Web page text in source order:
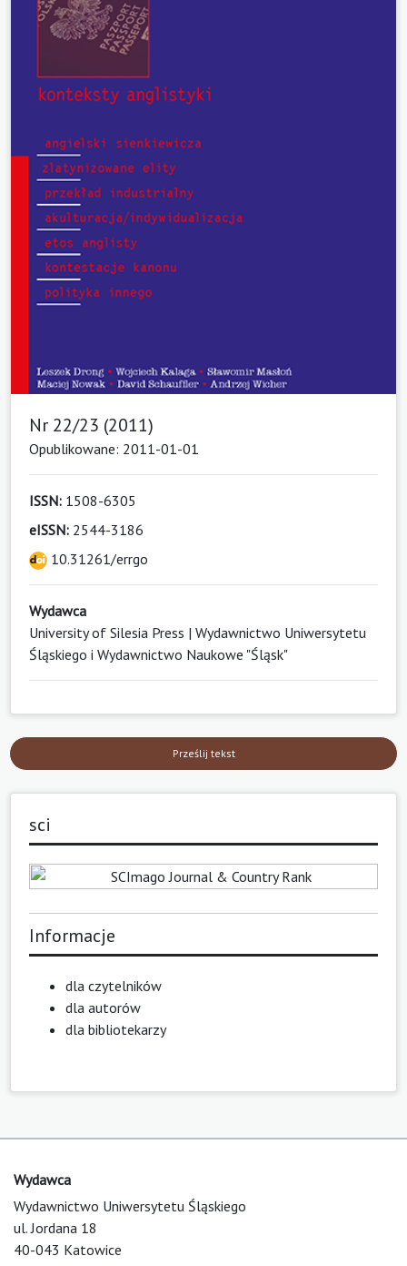
Nr 22/23 (2011)
Opublikowane: 2011-01-01
ISSN: 1508-6305
eISSN: 2544-3186
10.31261/errgo
Wydawca
University of Silesia Press | Wydawnictwo Uniwersytetu
Śląskiego i Wydawnictwo Naukowe "Śląsk"
Prześlij tekst
sci
Informacje
dla czytelników
dla autorów
dla bibliotekarzy
Wydawca
Wydawnictwo Uniwersytetu Śląskiego
ul. Jordana 18
40-043 Katowice